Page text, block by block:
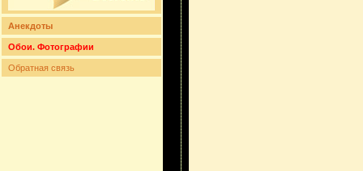
Анекдоты
Обои. Фотографии
Обратная связь